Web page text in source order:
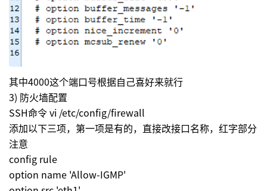
其中4000这个端口号根据自己喜好来就行
3) 防火墙配置
SSH命令 vi /etc/config/firewall
添加以下三项，第一项是有的，直接改接口名称，红字部分
注意
config rule
option name 'Allow-IGMP'